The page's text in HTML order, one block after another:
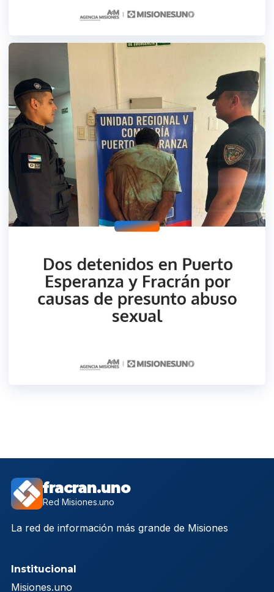
fracran.uno
Red Misiones.uno
La red de información más grande de Misiones
Institucional
Misiones.uno